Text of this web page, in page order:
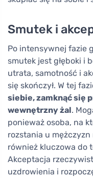
Smutek i
Po intensywnej fazie
smutek jest głęboki i
utrata, samotność i
się skończył. W tej
siebie, zamknąć się
wewnętrzny żal.
ponieważ osoba, na
rozstania u
również kluczowa do
Akceptacja
uzdrowienia i